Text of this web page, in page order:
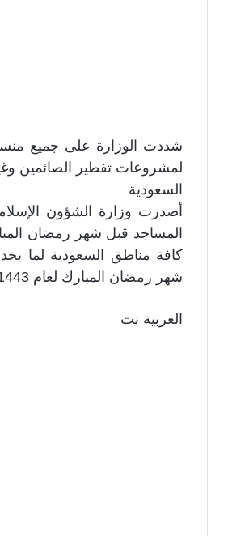
شددت الوزارة على جميع
لمشروعات تفطير الصائمين
السعودية
أصدرت وزارة الشؤون
المساجد قبل شهر رمضان
كافة مناطق السعودية لما
شهر رمضان المبارك لعام 1443هـ.
العربية نت